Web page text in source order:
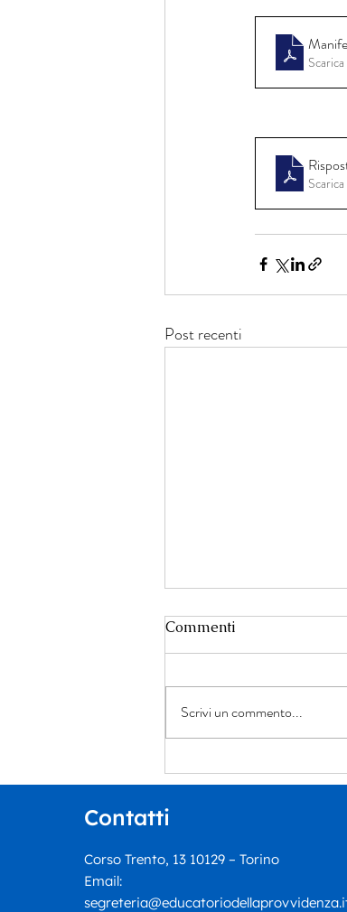
Post recenti
narrativa e ricerca
piccolo”
Commenti
Scrivi un commento...
Contatti
Corso Trento, 13 10129 – Torino
Email: